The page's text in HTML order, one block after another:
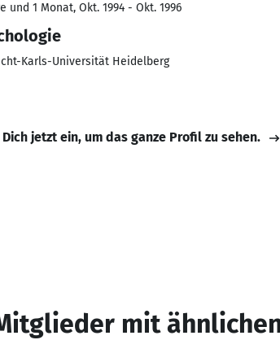
und 1 Monat, Okt. 1994 - Okt. 1996
Karls-Universität Heidelberg
Dich jetzt ein, um das ganze Profil zu sehen.
mit